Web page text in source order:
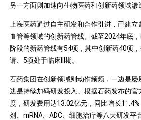
另一方面则加速向生物医药和创新药领域渗
上海医药通过自主研发和合作引进，已建
血管等领域的创新药管线。截至2024年底
阶段的新药管线有54项，其中创新药40项
请、5项处于临床III期。
石药集团在创新领域则动作频频，一边是屡
边是持续加码研发投入。根据石药发布的官
度，研发费用达13.02亿元，同比增长
剂、mRNA、ADC、细胞治疗等八大研发平